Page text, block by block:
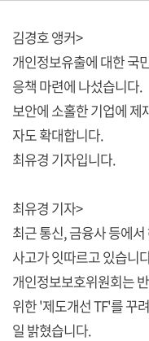
김경호 앵커>
개인정보유출에 대한 국
응책 마련에 나섰습니다.
보안에 소홀한 기업에 제
자도 확대합니다.
최유경 기자입니다.
최유경 기자>
최근 통신, 금융사 등에
사고가 잇따르고 있습니
개인정보보호위원회는
위한 '제도개선 TF'를 꾸
일 밝혔습니다.